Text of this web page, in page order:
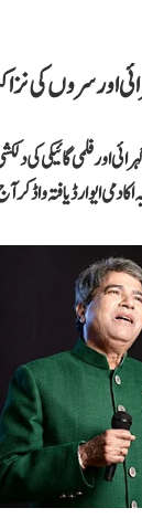
اور سروں کی
اور فلمی گائیکی کی
ایوارڈ یافتہ واڈکر